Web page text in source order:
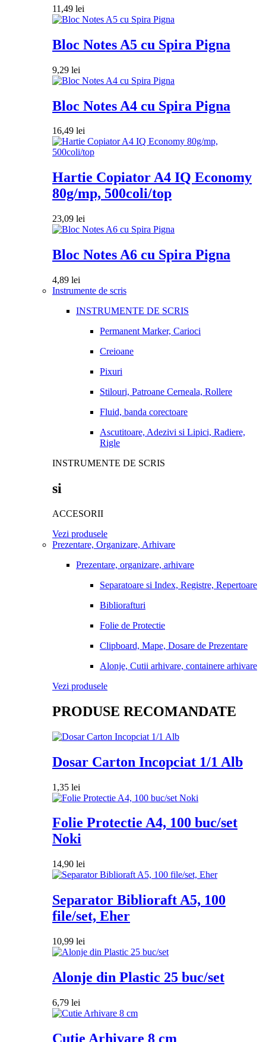
11,49 lei
Bloc Notes A5 cu Spira Pigna
9,29 lei
Bloc Notes A4 cu Spira Pigna
16,49 lei
Hartie Copiator A4 IQ Economy
80g/mp, 500coli/top
23,09 lei
Bloc Notes A6 cu Spira Pigna
4,89 lei
Instrumente de scris
INSTRUMENTE DE SCRIS
Permanent Marker, Carioci
Creioane
Pixuri
Stilouri, Patroane Cerneala, Rollere
Fluid, banda corectoare
Ascutitoare, Adezivi si Lipici, Radiere,
Rigle
INSTRUMENTE DE SCRIS
si
ACCESORII
Vezi produsele
Prezentare, Organizare, Arhivare
Prezentare, organizare, arhivare
Separatoare si Index, Registre, Repertoare
Bibliorafturi
Folie de Protectie
Clipboard, Mape, Dosare de Prezentare
Alonje, Cutii arhivare, containere arhivare
Vezi produsele
PRODUSE RECOMANDATE
Dosar Carton Incopciat 1/1 Alb
1,35 lei
Folie Protectie A4, 100 buc/set
Noki
14,90 lei
Separator Biblioraft A5, 100
file/set, Eher
10,99 lei
Alonje din Plastic 25 buc/set
6,79 lei
Cutie Arhivare 8 cm